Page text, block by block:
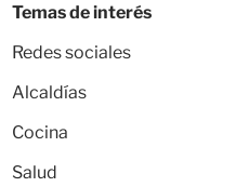
Temas de interés
Redes sociales
Alcaldías
Cocina
Salud